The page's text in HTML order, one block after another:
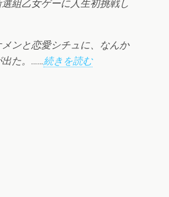
組乙女ゲーに人生初挑戦し
ンと恋愛シチュに、なんか
出た。……続きを読む